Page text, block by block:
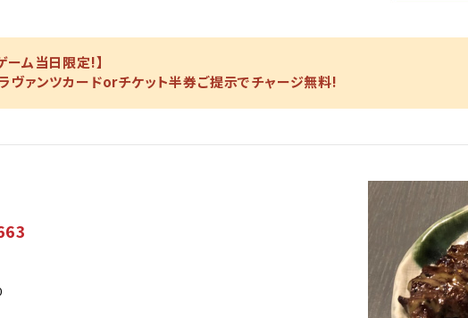
ーム当日限定!】
ヴァンツカードorチケット半券ご提示でチャージ無料!